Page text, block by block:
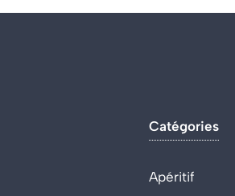
Catégories
Apéritif